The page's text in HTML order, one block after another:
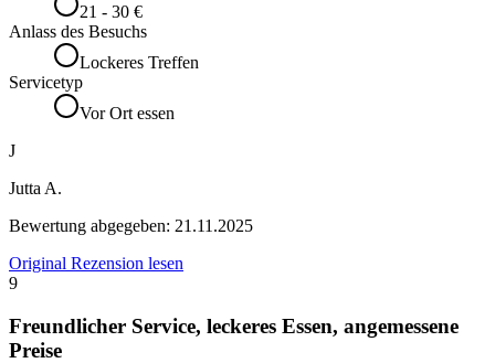
21 - 30 €
Anlass des Besuchs
Lockeres Treffen
Servicetyp
Vor Ort essen
J
Jutta A.
Bewertung abgegeben: 21.11.2025
Original Rezension lesen
9
Freundlicher Service, leckeres Essen, angemessene
Preise